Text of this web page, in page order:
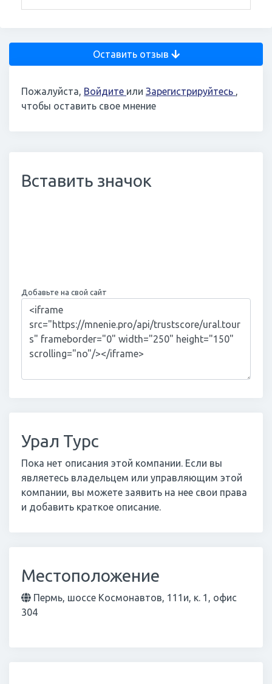
Оставить отзыв
Пожалуйста, Войдите или Зарегистрируйтесь ,
чтобы оставить свое мнение
Вставить значок
Добавьте на свой сайт
Урал Турс
Пока нет описания этой компании. Если вы
являетесь владельцем или управляющим этой
компании, вы можете заявить на нее свои права
и добавить краткое описание.
Местоположение
Пермь, шоссе Космонавтов, 111и, к. 1, офис
304